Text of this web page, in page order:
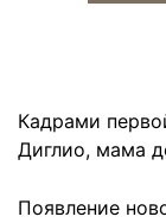
Кадрами
Диглио, мама
Появление